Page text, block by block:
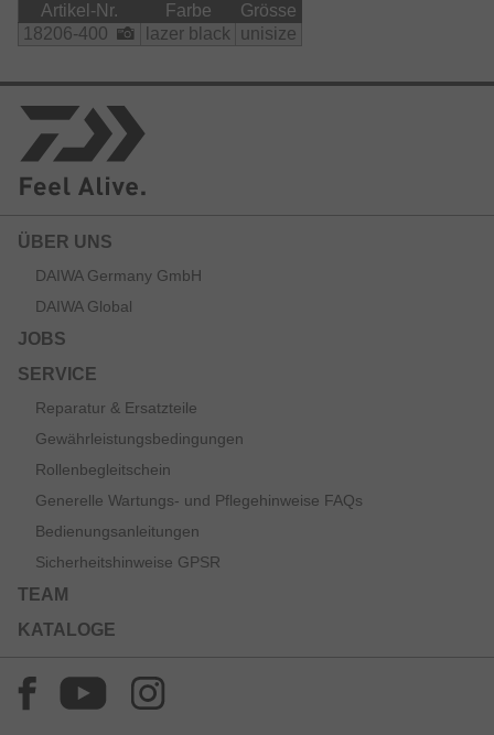
Artikel-Nr. Farbe
Grösse
18206-400
lazer black unisize
ÜBER UNS
DAIWA Germany GmbH
DAIWA Global
JOBS
SERVICE
Reparatur & Ersatzteile
Gewährleistungsbedingungen
Rollenbegleitschein
Generelle Wartungs- und Pflegehinweise FAQs
Bedienungsanleitungen
Sicherheitshinweise GPSR
TEAM
KATALOGE